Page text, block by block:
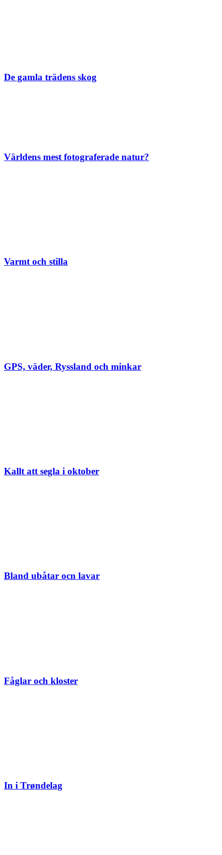
De gamla trädens skog
Världens mest fotograferade natur?
Varmt och stilla
GPS, väder, Ryssland och minkar
Kallt att segla i oktober
Bland ubåtar ocn lavar
Fåglar och kloster
In i Trøndelag